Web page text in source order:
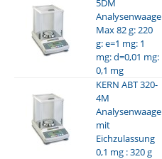
5DM
Analysenwaage
Max 82 g: 220
g: e=1 mg: 1
mg: d=0,01 mg:
0,1 mg
KERN ABT 320-
4M
Analysenwaage
mit
Eichzulassung
0,1 mg : 320 g